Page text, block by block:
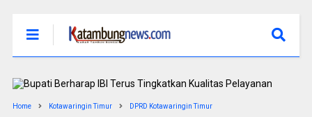
Home Kotawaringin Timur DPRD Kotawaringin Timur